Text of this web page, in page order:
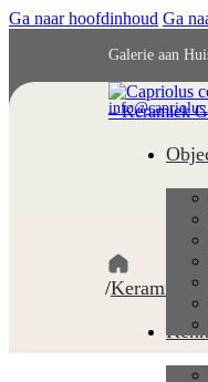
Ga naar hoofdinhoud Ga
Galerie aan
/Keramisten